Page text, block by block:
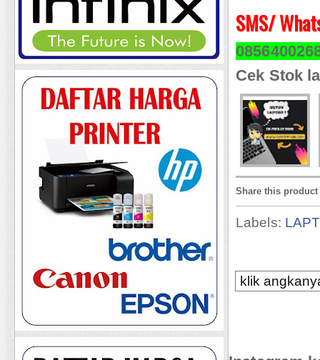
SMS/
Cek Stok
Share this product
Labels:
klik